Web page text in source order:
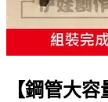
【鋼管大